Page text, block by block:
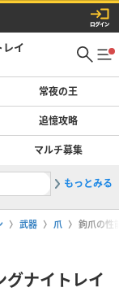
イ
常夜の王
追憶攻略
マルチ募集
2マップ
もっとみる
武器 爪 鉤爪の性
グナイトレイ